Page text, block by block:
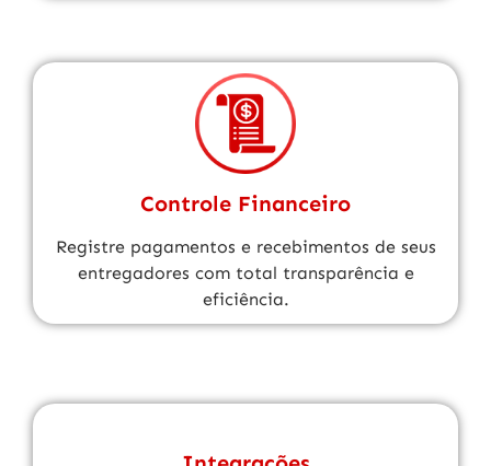
Controle Financeiro
Registre pagamentos e recebimentos de seus
entregadores com total transparência e
eficiência.